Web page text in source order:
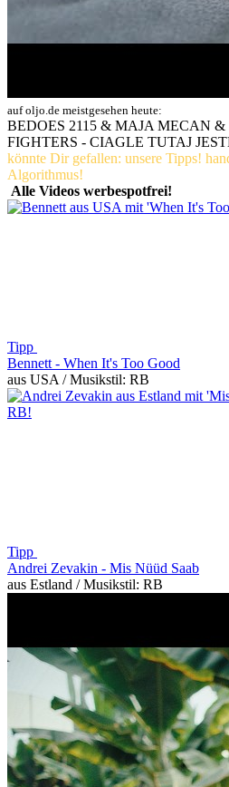
auf oljo.de meistgesehen heute:
BEDOES 2115 & MAJA MECAN
FIGHTERS - CIAGLE TUTAJ
könnte Dir gefallen: unsere Tipps!
Algorithmus!
Alle Videos werbespotfrei!
Tipp
Bennett - When It's Too Good
aus USA / Musikstil: RB
Tipp
Andrei Zevakin - Mis Nüüd Saab
aus Estland / Musikstil: RB